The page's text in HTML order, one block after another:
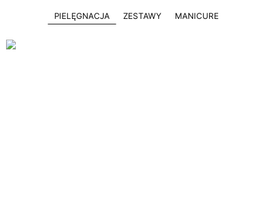
PIELĘGNACJA ZESTAWY MANICURE